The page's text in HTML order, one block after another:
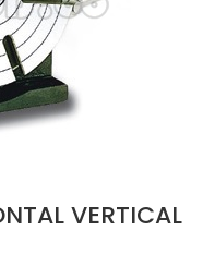
VERTICAL